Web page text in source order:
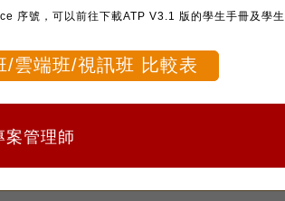
序號，可以前往下載ATP V3.1 版的學生手冊及學生
/雲端班/視訊班 比較表
案管理師